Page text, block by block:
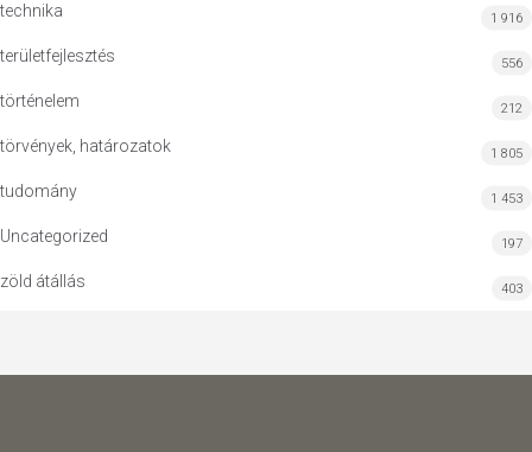
technika 1 916
területfejlesztés 556
történelem 212
törvények, határozatok 1 805
tudomány 1 453
Uncategorized 197
zöld átállás 403